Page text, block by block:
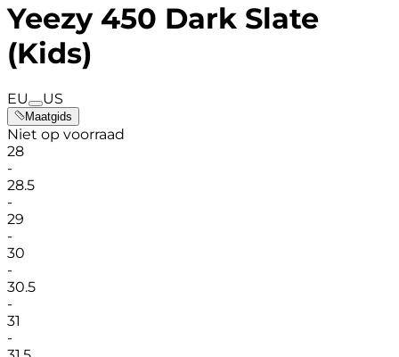
Yeezy 450 Dark Slate
(Kids)
EU US
Maatgids
Niet op voorraad
28
-
28.5
-
29
-
30
-
30.5
-
31
-